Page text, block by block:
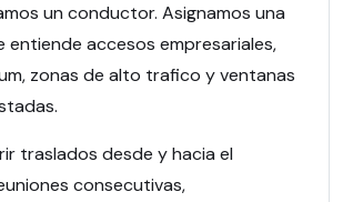
un conductor. Asignamos una
entiende accesos empresariales,
zonas de alto trafico y ventanas
traslados desde y hacia el
consecutivas,